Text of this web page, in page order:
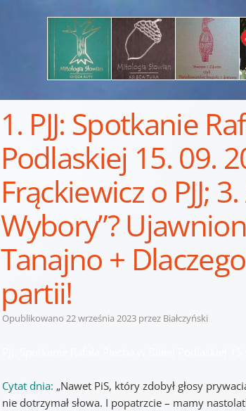
1. PJJ: Spotkanie
Podlaskiej 15. 09.
Frąckiewicz o PJJ;
Wybory”?
Tanajno +
partii!
Opublikowano22 września 2023 przez Białczyński
Cytat dnia: „Nawet PiS, który zdobył głosy
nie dotrzymał słowa. I popatrzcie – mamy